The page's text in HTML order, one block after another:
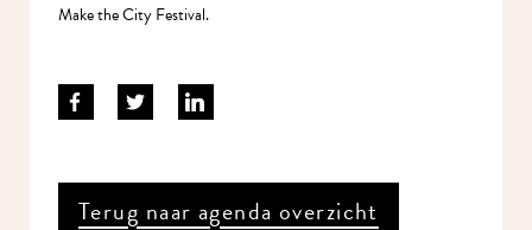
Make the City Festival.
Terug naar agenda overzicht